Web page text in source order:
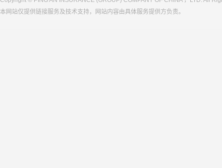
本网站仅提供链接服务及技术支持，网站内容由具体服务提供方负责。